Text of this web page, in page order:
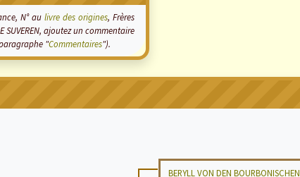
N° au livre des origines, Frères
SUVEREN, ajoutez un commentaire
"Commentaires").
BERYLL VON DEN BOURBONISCHEN